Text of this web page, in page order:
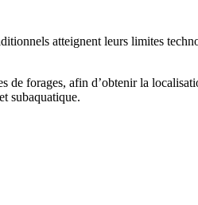
atteignent leurs limites
de forages, afin d’obtenir la
subaquatique.